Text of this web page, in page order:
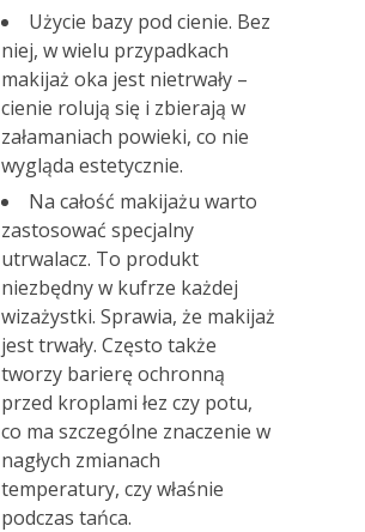
Użycie bazy pod cienie. Bez
niej, w wielu przypadkach
makijaż oka jest nietrwały –
cienie rolują się i zbierają w
załamaniach powieki, co nie
wygląda estetycznie.
Na całość makijażu warto
zastosować specjalny
utrwalacz. To produkt
niezbędny w kufrze każdej
wizażystki. Sprawia, że makijaż
jest trwały. Często także
tworzy barierę ochronną
przed kroplami łez czy potu,
co ma szczególne znaczenie w
nagłych zmianach
temperatury, czy właśnie
podczas tańca.